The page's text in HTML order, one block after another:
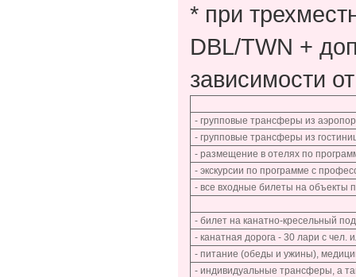
* при
DBL/TWN +
зависимости
- групповые трансферы из
- групповые трансферы из
- размещение в отелях по
- экскурсии по программе с
- все входные билеты на объекты
- билет на канатно-кресельный
- канатная дорога - 30 лари с чел.
- питание (обеды и ужины),
- индивидуальные трансферы, а